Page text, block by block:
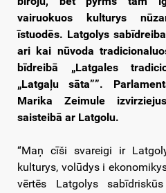
vairuokuos kulturys
īstuodēs. Latgolys
ari kai nūvoda
bīdreibā „Latgales
„Latgaļu sāta””.
Marika Zeimule
saisteibā ar Latgolu.
“Maņ cīši svareigi ir
kulturys, volūdys i
vērtēs Latgolys